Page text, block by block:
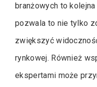
branżowych to
pozwala to nie tylko
zwiększyć
rynkowej. Również
ekspertami może